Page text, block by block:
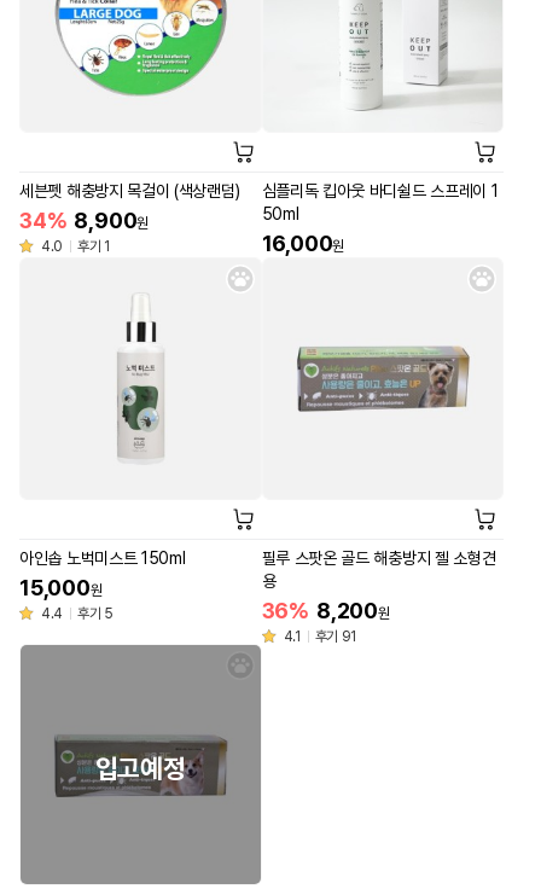
세븐펫 해충방지 목걸이 (색상랜덤)
34% 8,900원
4.0
후기 1
심플리독 킵아웃 바디쉴드 스프레이 1
50ml
16,000원
아인솝 노벅미스트 150ml
15,000원
4.4
후기 5
필루 스팟온 골드 해충방지 젤 소형견
용
36% 8,200원
4.1
후기 91